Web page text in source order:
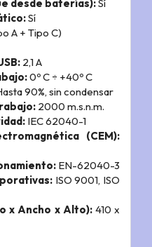
desde baterías):Sí
Sí
A + Tipo C)
2,1 A
0º C ÷ +40º C
90%, sin condensar
2000 m.s.n.m.
IEC 62040-1
(CEM):
EN-62040-3
ISO 9001, ISO
x Ancho x Alto):410 x